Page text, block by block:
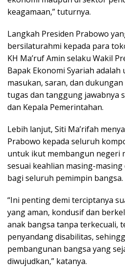
keagamaan,” tuturnya.
Langkah Presiden Prabowo
bersilaturahmi kepada para
KH Ma’ruf Amin selaku Wakil
Bapak Ekonomi Syariah
masukan, saran, dan
tugas dan tanggung jawabnya
dan Kepala Pemerintahan.
Lebih lanjut, Siti Ma’rifah
Prabowo kepada seluruh
untuk ikut membangun negeri
sesuai keahlian masing-
bagi seluruh pemimpin bangsa.
“Ini penting demi terciptanya
yang aman, kondusif dan
anak bangsa tanpa terkecuali,
penyandang disabilitas,
pembangunan bangsa yang
diwujudkan,” katanya.